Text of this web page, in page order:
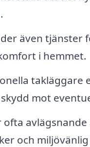
även tjänster
i hemmet.
mot
ofta
och